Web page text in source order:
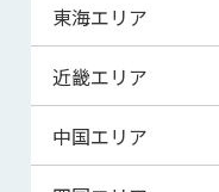
宮城県
秋田県
山形県
神奈川県
埼玉県
千葉県
茨城県
新潟県
富山県
福井県
東海エリア
岐阜県
静岡県
近畿エリア
滋賀県
京都府
中国エリア